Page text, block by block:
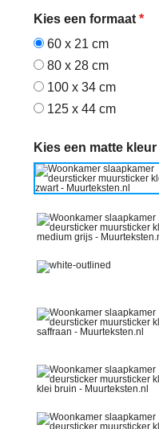
Kies een formaat *
60 x 21 cm
80 x 28 cm
100 x 34 cm
125 x 44 cm
Kies een matte kleur